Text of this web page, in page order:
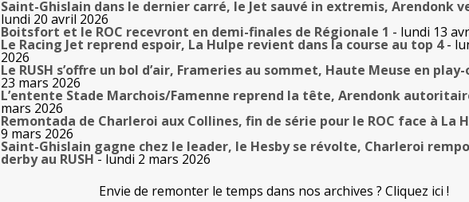
Saint-Ghislain dans le dernier carré, le Jet sauvé in extremis, Arendonk
lundi 20 avril 2026
Boitsfort et le ROC recevront en demi-finales de Régionale 1 - lundi 13
Le Racing Jet reprend espoir, La Hulpe revient dans la course au top 4-
2026
Le RUSH s’offre un bol d’air, Frameries au sommet, Haute Meuse en
23 mars 2026
L’entente Stade Marchois/Famenne reprend la tête, Arendonk
mars 2026
Remontada de Charleroi aux Collines, fin de série pour le ROC face à La
9 mars 2026
Saint-Ghislain gagne chez le leader, le Hesby se révolte, Charleroi
derby au RUSH- lundi 2 mars 2026
Envie de remonter le temps dans nos archives ? Cliquez ici !